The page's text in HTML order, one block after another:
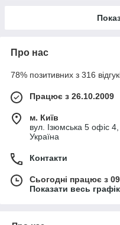
Про нас
78% позитивних з 316
Працює з 26.10.2009
м. Київ
вул. Ізюмська 5 офіс 4,
Україна
Контакти
Сьогодні працює з
Показати весь